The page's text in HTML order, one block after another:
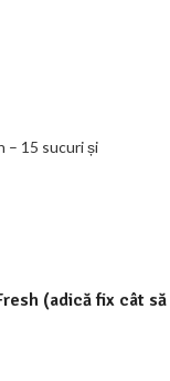
(adică fix cât să